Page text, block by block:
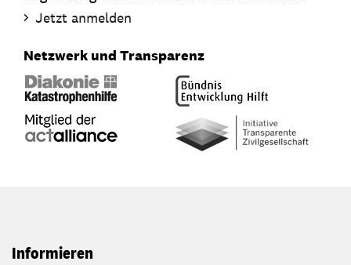
Jetzt anmelden
Netzwerk und Transparenz
Informieren